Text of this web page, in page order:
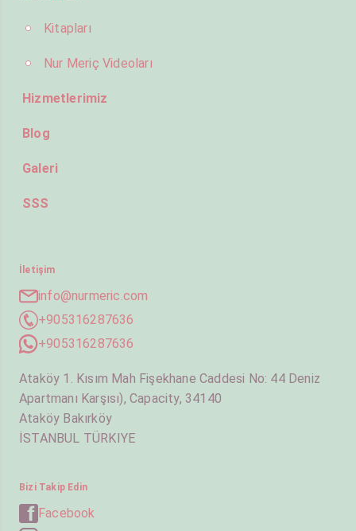
Kitapları
Nur Meriç Videoları
Hizmetlerimiz
Blog
Galeri
SSS
İletişim
info@nurmeric.com
+905316287636
+905316287636
Ataköy 1. Kısım Mah Fişekhane Caddesi No: 44 Deniz
Apartmanı Karşısı), Capacity, 34140
Ataköy Bakırköy
İSTANBUL TÜRKIYE
Bizi Takip Edin
Facebook